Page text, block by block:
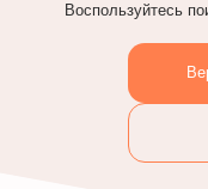
Воспользуйтесь